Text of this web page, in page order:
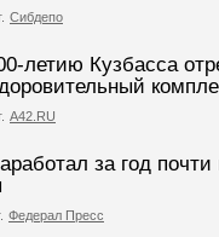
Сибдепо
летию Кузбасса
А42.RU
за год почти
Федерал Пресс